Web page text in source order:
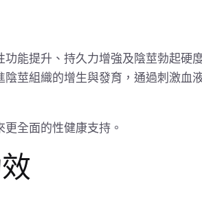
能提升、持久力增強及陰莖勃起硬
莖組織的增生與發育，通過刺激血
全面的性健康支持。